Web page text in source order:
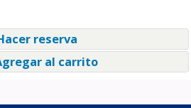
reserva
al carrito